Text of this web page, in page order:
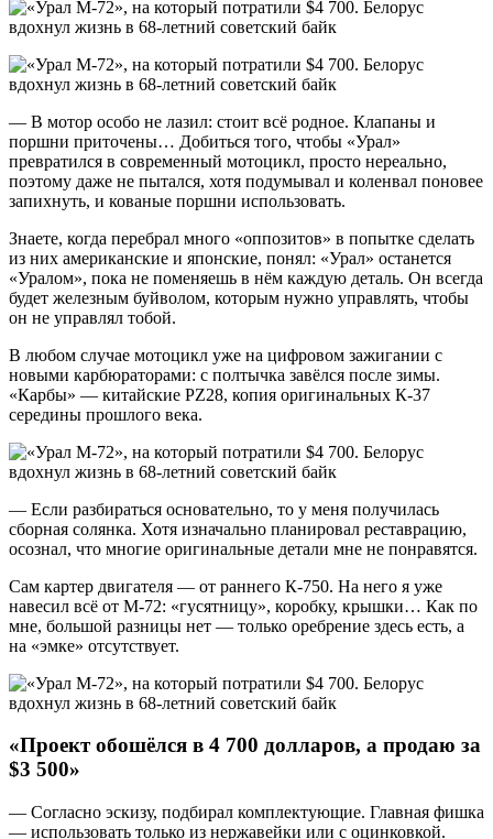
— В мотор особо не лазил: стоит всё родное. Клапаны и
поршни приточены… Добиться того, чтобы «Урал»
превратился в современный мотоцикл, просто нереально,
поэтому даже не пытался, хотя подумывал и коленвал поновее
запихнуть, и кованые поршни использовать.
Знаете, когда перебрал много «оппозитов» в попытке сделать
из них американские и японские, понял: «Урал» останется
«Уралом», пока не поменяешь в нём каждую деталь. Он всегда
будет железным буйволом, которым нужно управлять, чтобы
он не управлял тобой.
В любом случае мотоцикл уже на цифровом зажигании с
новыми карбюраторами: с полтычка завёлся после зимы.
«Карбы» — китайские PZ28, копия оригинальных К-37
середины прошлого века.
— Если разбираться основательно, то у меня получилась
сборная солянка. Хотя изначально планировал реставрацию,
осознал, что многие оригинальные детали мне не понравятся.
Сам картер двигателя — от раннего К-750. На него я уже
навесил всё от М-72: «гусятницу», коробку, крышки… Как по
мне, большой разницы нет — только оребрение здесь есть, а
на «эмке» отсутствует.
«Проект обошёлся в 4 700 долларов, а продаю за
$3 500»
— Согласно эскизу, подбирал комплектующие. Главная фишка
— использовать только из нержавейки или с оцинковкой.